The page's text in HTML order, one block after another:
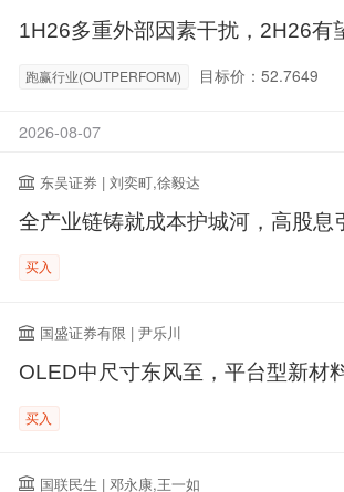
1H26多重外部因素干扰，2H26有
跑赢行业(OUTPERFORM) 目标价：52.7649
2026-08-07
东吴证券 | 刘奕町,徐毅达
全产业链铸就成本护城河，高股息
买入
国盛证券有限 | 尹乐川
OLED中尺寸东风至，平台型新材
买入
国联民生 | 邓永康,王一如